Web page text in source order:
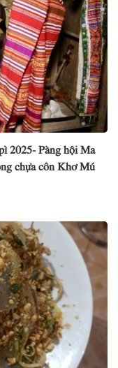
2025- Pàng hội Ma
chựa côn Khơ Mú